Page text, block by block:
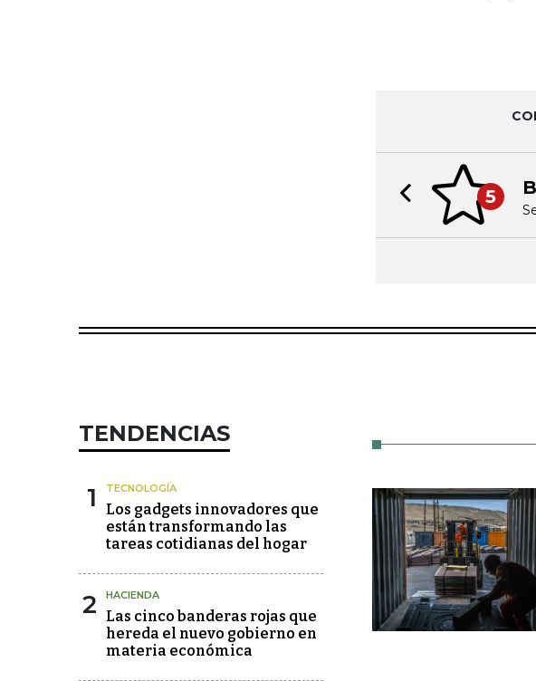
5
Previous slide
TENDENCIAS
1 TECNOLOGÍA
Los gadgets innovadores que
están transformando las
tareas cotidianas del hogar
2 HACIENDA
Las cinco banderas rojas que
hereda el nuevo gobierno en
materia económica